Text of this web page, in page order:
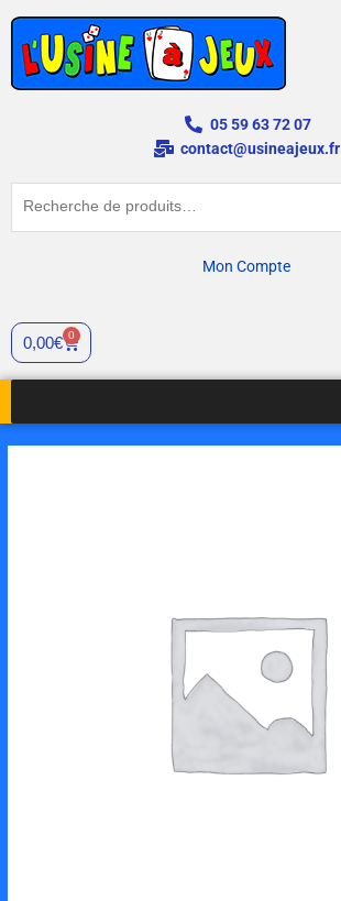
contenu
05 59 63 72 07
contact@usineajeux.fr
Mon Compte
0,00€ 0
Panier